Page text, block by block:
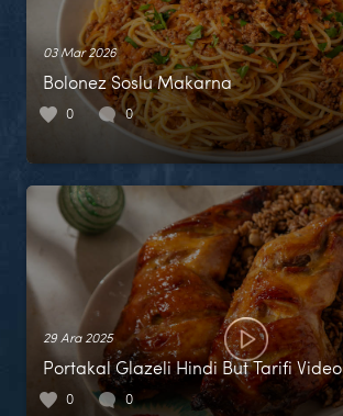
03 Mar 2026
Bolonez Soslu Makarna
0 0
29 Ara 2025
Portakal Glazeli Hindi But Tarifi Video
0 0